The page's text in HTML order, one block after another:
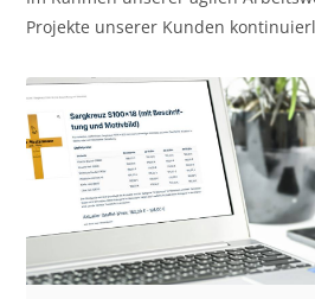
Projekte unserer Kunden